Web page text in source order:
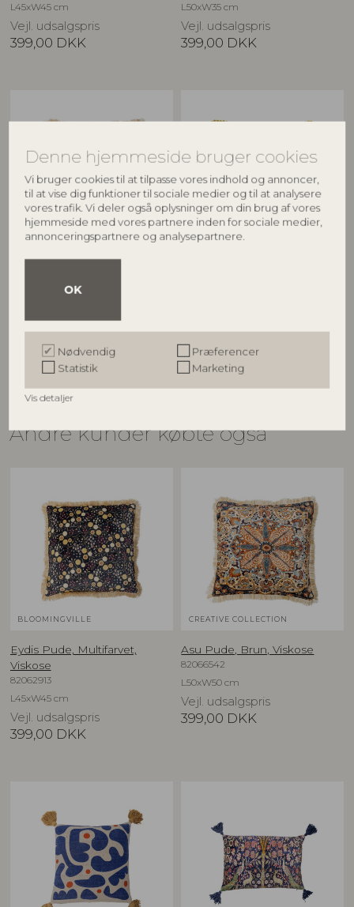
Denne hjemmeside bruger cookies
Vi bruger cookies til at tilpasse vores indhold og annoncer,
til at vise dig funktioner til sociale medier og til at analysere
vores trafik. Vi deler også oplysninger om din brug af vores
hjemmeside med vores partnere inden for sociale medier,
annonceringspartnere og analysepartnere.
OK
Nødvendig
Præferencer
Statistik
Marketing
Vis detaljer
L45xW45 cm
Vejl. udsalgspris
399,00 DKK
L50xW35 cm
Vejl. udsalgspris
399,00 DKK
CREATIVE COLLECTION
Vejl. udsalgspris
399,00
BLOOMINGVILLE
379,00
Andre kunder købte også
BLOOMINGVILLE
Eydis Pude, Multifarvet,
Viskose
82062913
L45xW45 cm
Vejl. udsalgspris
399,00 DKK
CREATIVE COLLECTION
Asu Pude, Brun, Viskose
82066542
L50xW50 cm
Vejl. udsalgspris
399,00 DKK